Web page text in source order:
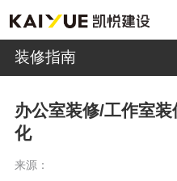
装修指南
办公室装修/工作室
化
来源：